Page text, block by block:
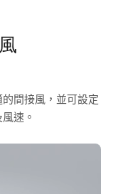
間接風，並可設定
速。